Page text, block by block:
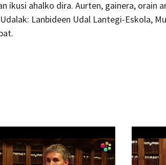
ikusi ahalko dira. Aurten, gainera, orain
Lanbideen Udal Lantegi-Eskola,